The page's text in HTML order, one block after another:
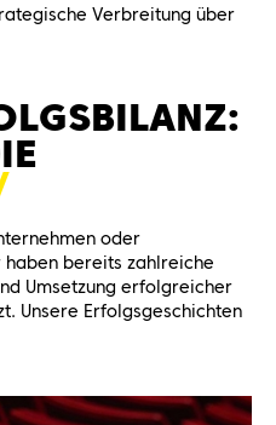
Verbreitung über
oder
bereits zahlreiche
Umsetzung erfolgreicher
Unsere Erfolgsgeschichten